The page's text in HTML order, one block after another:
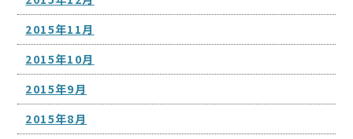
2015年11月
2015年10月
2015年9月
2015年8月